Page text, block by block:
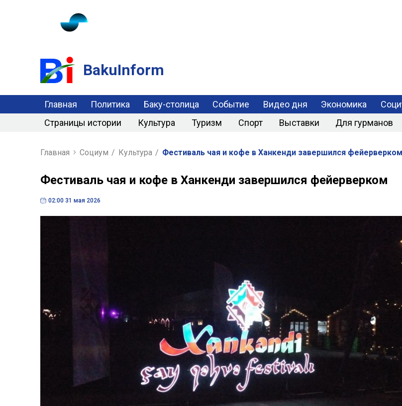
BakuInform
Главная Политика Баку-столица Событие Видео дня Экономика
Страницы истории
Культура Туризм Спорт Выставки Для гурманов
Главная Социум / Культура / Фестиваль чая и кофе в Ханкенди завершился фейерверком
Фестиваль чая и кофе в Ханкенди завершился фейерверком
02:00 31 мая 2026